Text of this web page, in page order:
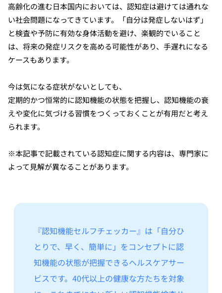
高齢化の進む日本国内においては、認知症は避けては通れな
い社会問題になってきています。「自分は発症しないはず」
と検査や予防に有効な身体活動を避け、楽観的でいること
は、将来の発症リスクを高める可能性があり、手遅れになる
ケースもあります。
今は気になる症状がないとしても、
定期的かつ恒常的に認知機能の状態を把握し、認知機能の衰
えや変化に気づける習慣をつくっておくことが有用だと考え
られます。
※本記事で記載されている認知症に関する内容は、専門家に
よって見解が異なることがあります。
『認知機能セルフチェッカー』は「自分ひ
とりで、早く、簡単に」をコンセプトに認
知機能の状態が把握できるヘルスケアサー
ビスです。40代以上の健康な方たちを対象